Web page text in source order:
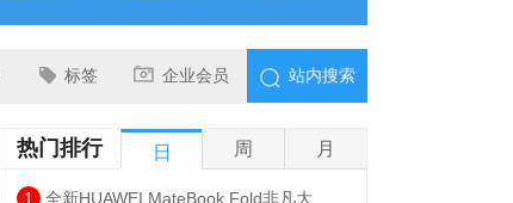
标签 企业会员 站内搜索
热门排行 日 周 月
1 全新HUAWEI MateBook Fold非凡大